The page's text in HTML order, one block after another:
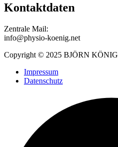
Kontaktdaten
Zentrale Mail:
info@physio-koenig.net
Copyright © 2025 BJÖRN KÖNIG
Impressum
Datenschutz